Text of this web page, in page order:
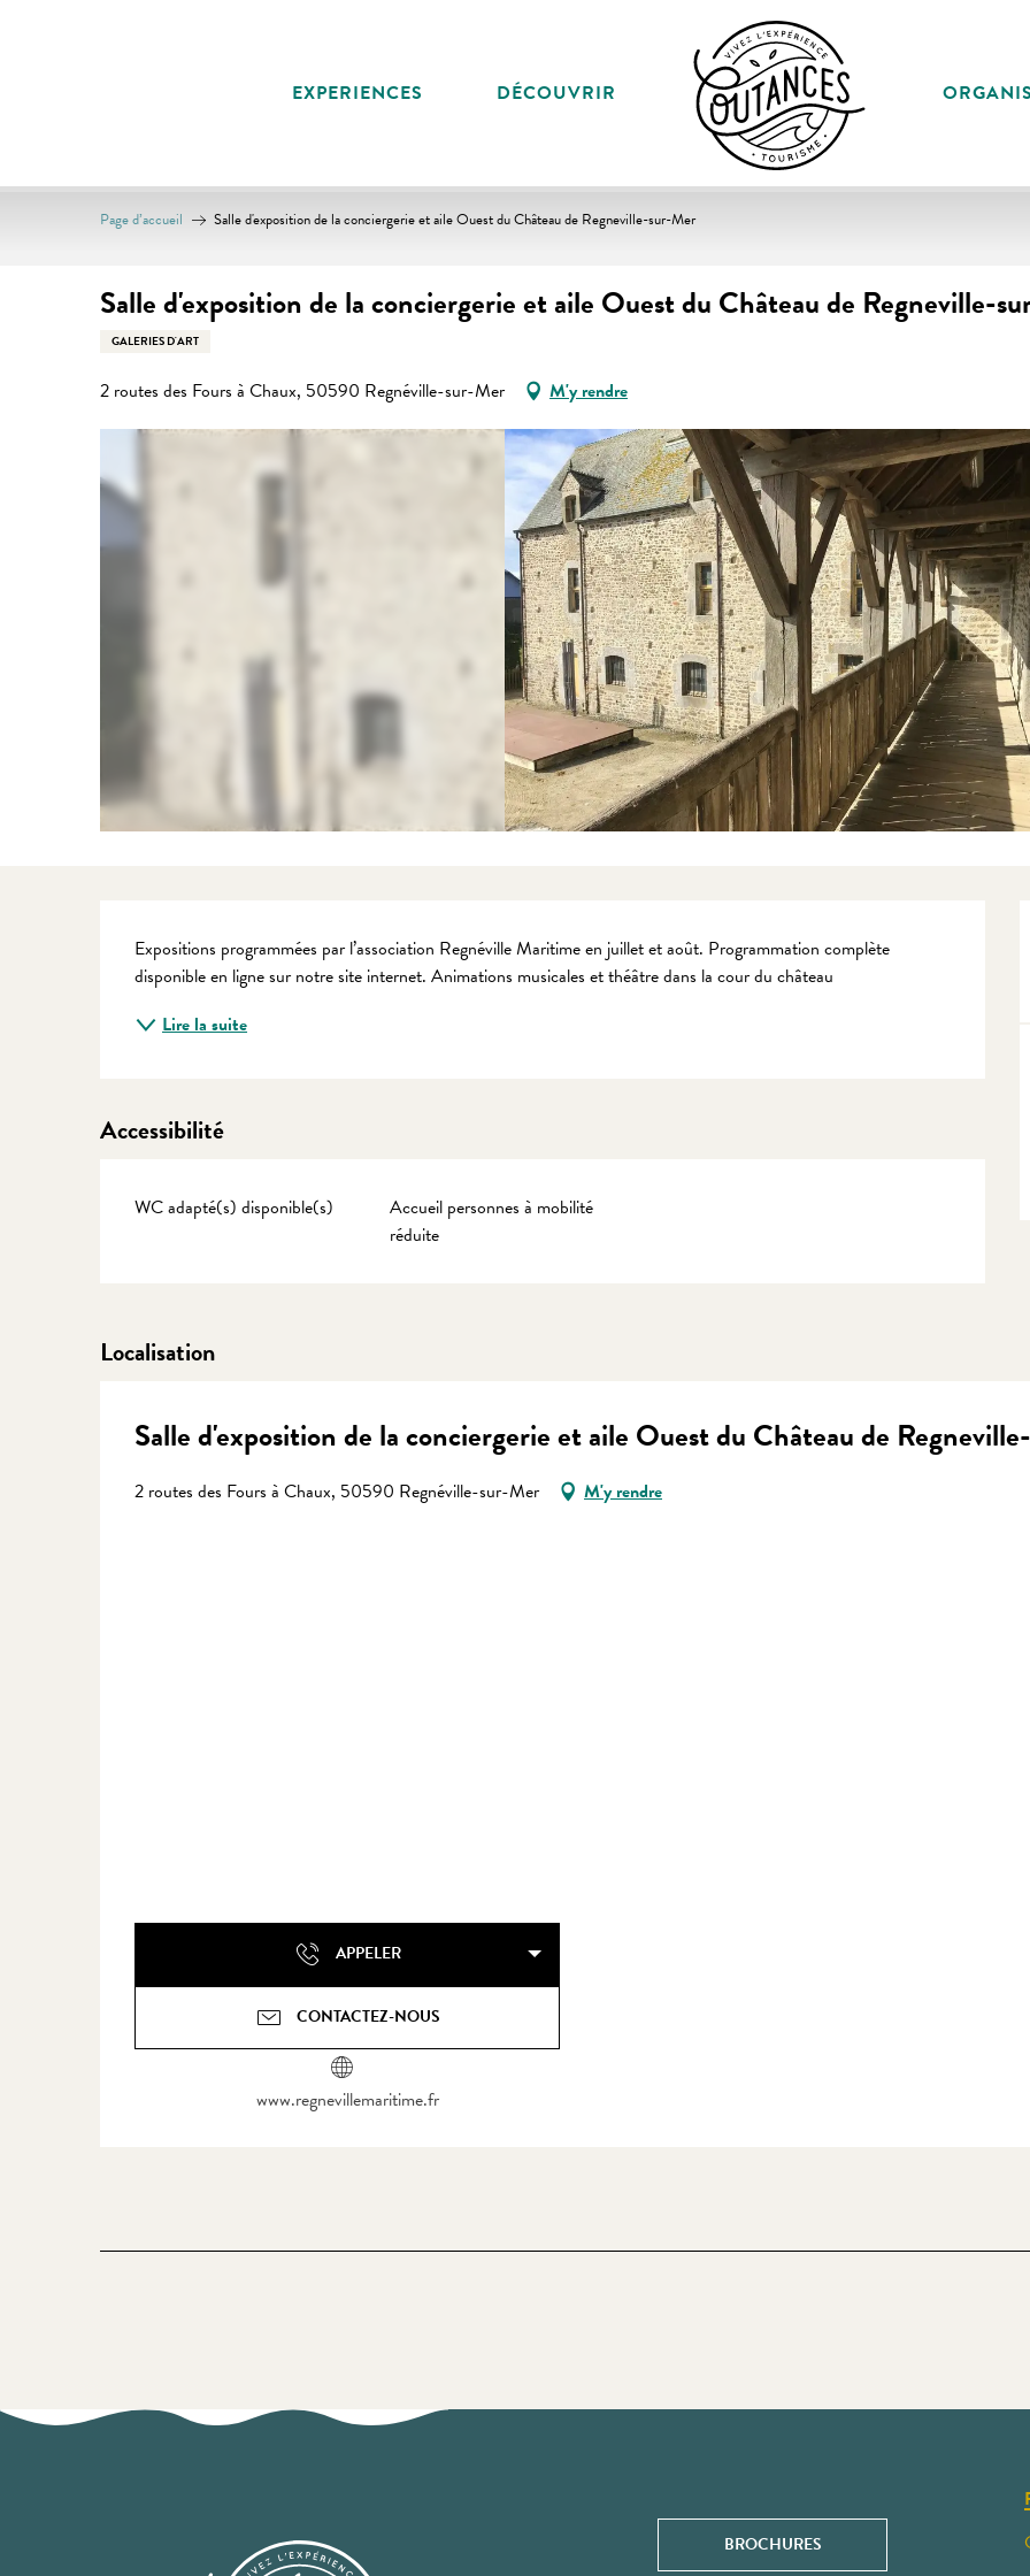
EXPERIENCES DÉCOUVRIR
Page d’accueil Salle d'exposition de la conciergerie et aile Ouest du Château de Regneville-sur-Mer
Salle d'exposition de la conciergerie et aile Ouest du Château de Regneville-
GALERIES D'ART
2 routes des Fours à Chaux, 50590 Regnéville-sur-Mer M'y rendre
Description
Expositions programmées par l’association Regnéville Maritime en juillet et août. Programmation complète
disponible en ligne sur notre site internet. Animations musicales et théâtre dans la cour du château
Lire la suite
Accessibilité
WC adapté(s) disponible(s)
Accueil personnes à mobilité
réduite
Localisation
Salle d'exposition de la conciergerie et aile Ouest du Château de
2 routes des Fours à Chaux, 50590 Regnéville-sur-Mer M'y rendre
APPELER
CONTACTEZ-NOUS
www.regnevillemaritime.fr
BROCHURES